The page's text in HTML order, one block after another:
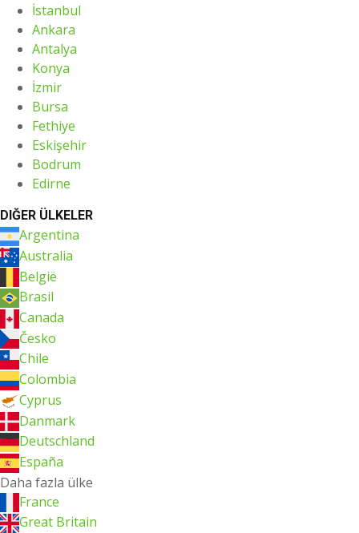
İstanbul
Ankara
Antalya
Konya
İzmir
Bursa
Fethiye
Eskişehir
Bodrum
Edirne
DIĞER ÜLKELER
Argentina
Australia
België
Brasil
Canada
Česko
Chile
Colombia
Cyprus
Danmark
Deutschland
España
Daha fazla ülke
France
Great Britain